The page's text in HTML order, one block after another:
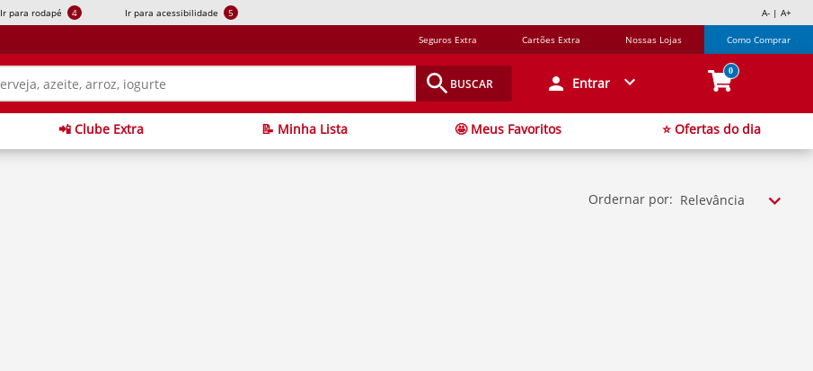
Ir para rodapé 4 Ir para acessibilidade 5 A- | A+
Seguros Extra Cartões Extra Nossas Lojas Como Comprar
BUSCAR Entrar
0
📲 Clube Extra 📝 Minha Lista 🤩 Meus Favoritos ⭐ Ofertas do dia
Ordernar por: Relevância